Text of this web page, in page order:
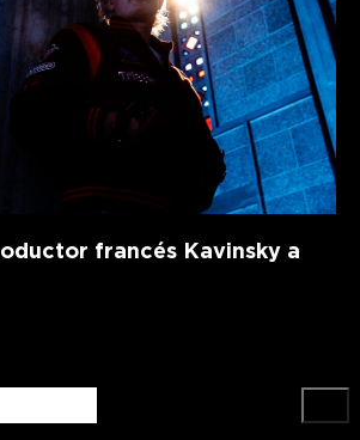
francés Kavinsky a